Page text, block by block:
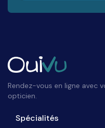
Rendez-vous en ligne avec
opticien.
Spécialités